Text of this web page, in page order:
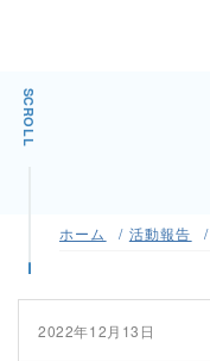
SCROLL
ホーム 活動報告
2022年12月13日